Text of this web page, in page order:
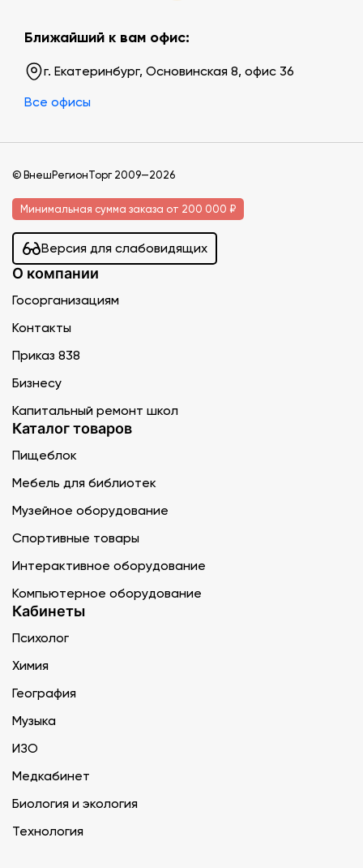
Ближайший к вам офис:
г. Екатеринбург, Основинская 8, офис 36
Все офисы
© ВнешРегионТорг 2009—2026
Минимальная сумма заказа от 200 000 ₽
Версия для слабовидящих
О компании
Госорганизациям
Контакты
Приказ 838
Бизнесу
Капитальный ремонт школ
Каталог товаров
Пищеблок
Мебель для библиотек
Музейное оборудование
Спортивные товары
Интерактивное оборудование
Компьютерное оборудование
Кабинеты
Психолог
Химия
География
Музыка
ИЗО
Медкабинет
Биология и экология
Технология